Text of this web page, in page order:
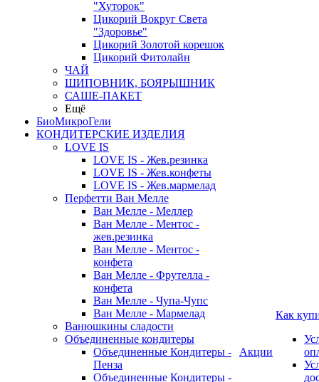
"Хуторок"
Цикорий Вокруг Света
"Здоровье"
Цикорий Золотой корешок
Цикорий Фитолайн
ЧАЙ
ШИПОВНИК, БОЯРЫШНИК
САШЕ-ПАКЕТ
Ещё
БиоМикроГели
КОНДИТЕРСКИЕ ИЗДЕЛИЯ
LOVE IS
LOVE IS - Жев.резинка
LOVE IS - Жев.конфеты
LOVE IS - Жев.мармелад
Перфетти Ван Мелле
Ван Мелле - Меллер
Ван Мелле - Ментос -
жев.резинка
Ван Мелле - Ментос -
конфета
Ван Мелле - Фрутелла -
конфета
Ван Мелле - Чупа-Чупс
Ван Мелле - Мармелад
Ванюшкины сладости
Объединенные кондитеры
Объединенные Кондитеры -
Пенза
Объединенные Кондитеры -
Акции
Как